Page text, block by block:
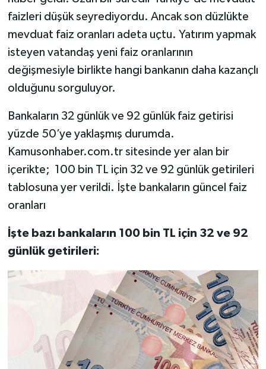
faizleri düşük seyrediyordu. Ancak son düzlükte
mevduat faiz oranları adeta uçtu. Yatırım yapmak
isteyen vatandaş yeni faiz oranlarının
değişmesiyle birlikte hangi bankanın daha kazançlı
olduğunu sorguluyor.
Bankaların 32 günlük ve 92 günlük faiz getirisi
yüzde 50’ye yaklaşmış durumda.
Kamusonhaber.com.tr sitesinde yer alan bir
içerikte; 100 bin TL için 32 ve 92 günlük getirileri
tablosuna yer verildi. İşte bankaların güncel faiz
oranları
İşte bazı bankaların 100 bin TL için 32 ve 92
günlük getirileri: